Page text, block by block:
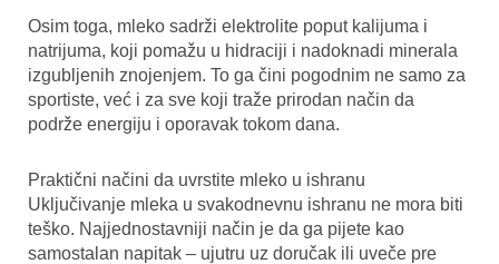
Osim toga, mleko sadrži elektrolite poput kalijuma i
natrijuma, koji pomažu u hidraciji i nadoknadi minerala
izgubljenih znojenjem. To ga čini pogodnim ne samo za
sportiste, već i za sve koji traže prirodan način da
podrže energiju i oporavak tokom dana.
Praktični načini da uvrstite mleko u ishranu
Uključivanje mleka u svakodnevnu ishranu ne mora biti
teško. Najjednostavniji način je da ga pijete kao
samostalan napitak – ujutru uz doručak ili uveče pre